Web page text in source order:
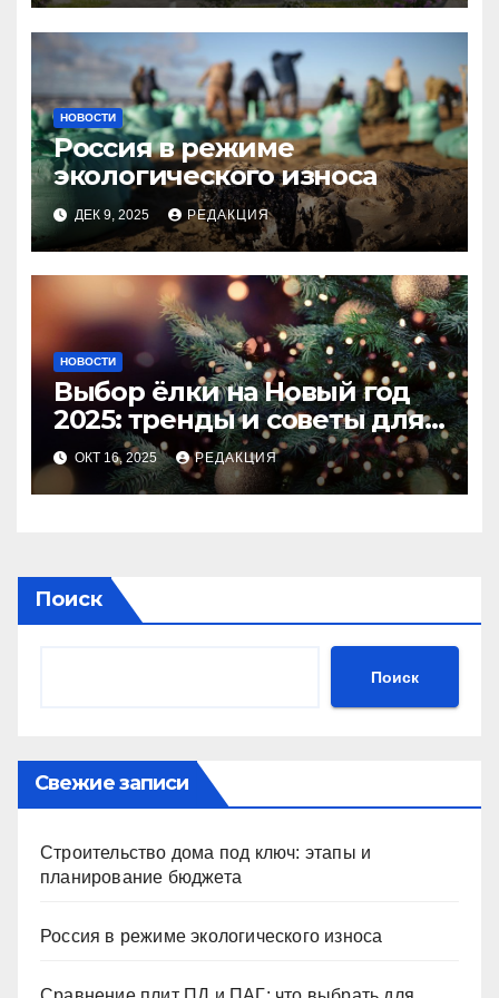
НОВОСТИ
Россия в режиме
экологического износа
ДЕК 9, 2025 РЕДАКЦИЯ
НОВОСТИ
Выбор ёлки на Новый год
2025: тренды и советы для
идеального праздника
ОКТ 16, 2025 РЕДАКЦИЯ
Поиск
Поиск
Свежие записи
Строительство дома под ключ: этапы и
планирование бюджета
Россия в режиме экологического износа